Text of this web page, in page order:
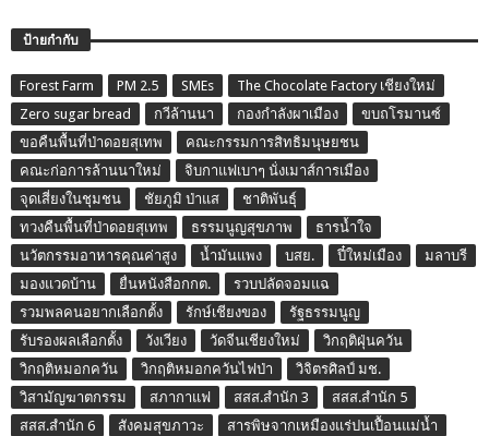
ป้ายกำกับ
Forest Farm PM 2.5 SMEs
The Chocolate Factory เชียงใหม่
Zero sugar bread
กวีล้านนา กองกำลังผาเมือง
ขบถโรมานซ์
ขอคืนพื้นที่ป่าดอยสุเทพ
คณะกรรมการสิทธิมนุษยชน
คณะก่อการล้านนาใหม่
จิบกาแฟเบาๆ นั่งเมาส์การเมือง
จุดเสี่ยงในชุมชน
ชัยภูมิ ป่าแส
ชาติพันธุ์
ทวงคืนพื้นที่ป่าดอยสุเทพ
ธรรมนูญสุขภาพ
ธารน้ำใจ
นวัตกรรมอาหารคุณค่าสูง
น้ำมันแพง บสย. ปี๋ใหม่เมือง
มลาบรี
มองแวดบ้าน
ยื่นหนังสือกกต.
รวบปลัดจอมแฉ
รวมพลคนอยากเลือกตั้ง
รักษ์เชียงของ
รัฐธรรมนูญ
รับรองผลเลือกตั้ง
วังเวียง วัดจีนเชียงใหม่
วิกฤติฝุ่นควัน
วิกฤติหมอกควัน
วิกฤติหมอกควันไฟป่า
วิจิตรศิลป์ มช.
วิสามัญฆาตกรรม
สภากาแฟ สสส.สำนัก 3
สสส.สำนัก 5
สสส.สำนัก 6
สังคมสุขภาวะ
สารพิษจากเหมืองแร่ปนเปื้อนแม่น้ำ